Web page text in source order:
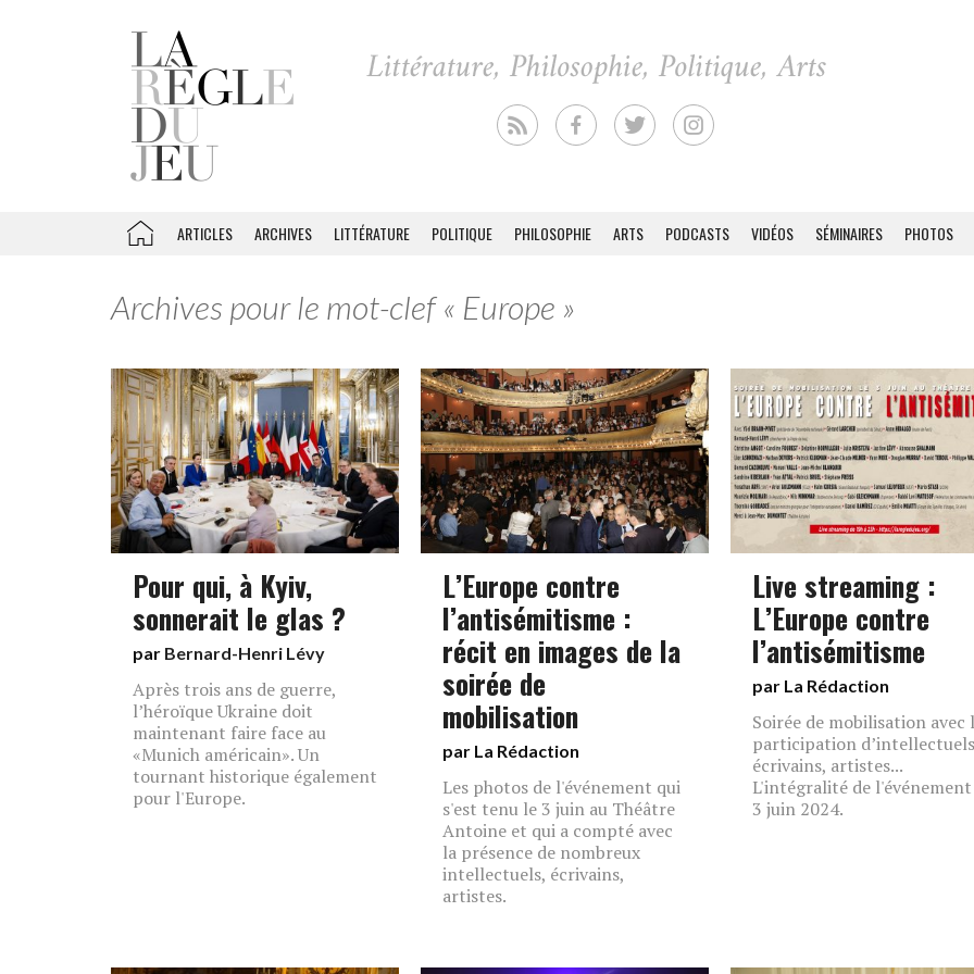
ARTICLES ARCHIVES LITTÉRATURE POLITIQUE PHILOSOPHIE ARTS PODCASTS VIDÉOS SÉMINAIRES PHOTOS
Archives pour le mot-clef « Europe »
Pour qui, à Kyiv,
sonnerait le glas ?
par Bernard-Henri Lévy
Après trois ans de guerre,
l’héroïque Ukraine doit
maintenant faire face au
«Munich américain». Un
tournant historique également
pour l'Europe.
L’Europe contre
l’antisémitisme :
récit en images de la
soirée de
mobilisation
par La Rédaction
Les photos de l'événement qui
s'est tenu le 3 juin au Théâtre
Antoine et qui a compté avec
la présence de nombreux
intellectuels, écrivains,
artistes.
Live streaming :
L’Europe contre
l’antisémitisme
par La Rédaction
Soirée de mobilisation avec
participation
écrivains, artistes...
L'intégralité de
3 juin 2024.